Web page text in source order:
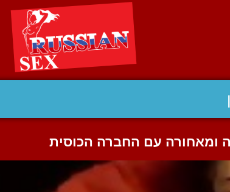
ומאחורה עם החברה הכוסית